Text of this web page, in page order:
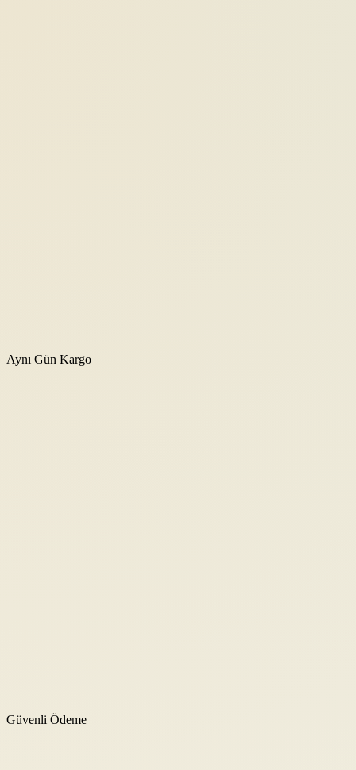
Aynı Gün Kargo
Güvenli Ödeme